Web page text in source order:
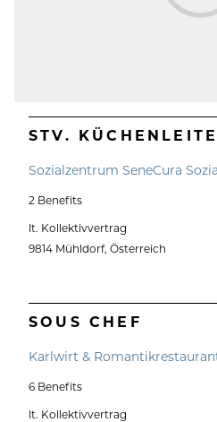
STV.
Sozialzentrum SeneCura
2 Benefits
lt. Kollektivvertrag
9814 Mühldorf, Österreich
SOUS CHEF
Karlwirt &
6 Benefits
lt. Kollektivvertrag